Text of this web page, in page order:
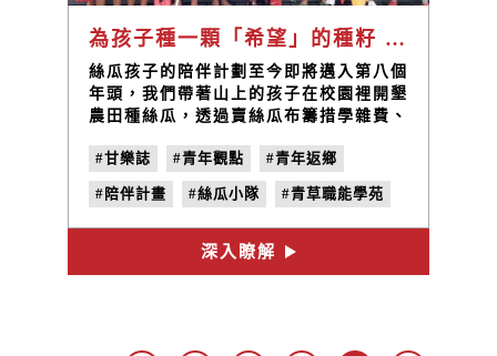
為孩子種一顆「希望」的種籽 —— 帶著你們「做夢，圓夢」/ 林峻丞
絲瓜孩子的陪伴計劃至今即將邁入第八個
年頭，我們帶著山上的孩子在校園裡開墾
農田種絲瓜，透過賣絲瓜布籌措學雜費、
一畝小小的絲瓜田就是孩子們夢想的起
點。每一年都反覆進行播種、除草、整
地、搭棚、翻土、施肥、澆水等工作，漫
長的耕作過程就是等待最後的收成，而長
達半年等待對孩子來說就是最好的學習，
#甘樂誌 #青年觀點 #青年返鄉
#陪伴計畫 #絲瓜小隊 #青草職能學苑
#小草書屋 #林峻丞 #泳渡日月潭
深入瞭解